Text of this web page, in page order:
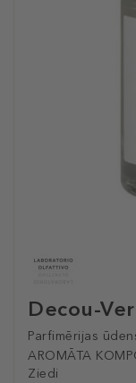
Decou-
Parfimērijas
AROMĀTA
Ziedi